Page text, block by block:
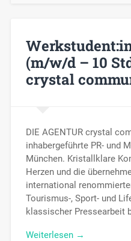
(m/w/d – 10
crystal
DIE AGENTUR crystal
inhabergeführte PR- und
München. Kristallklare
Herzen und die
international
Tourismus-, Sport- und
klassischer Pressearbeit
Weiterlesen →